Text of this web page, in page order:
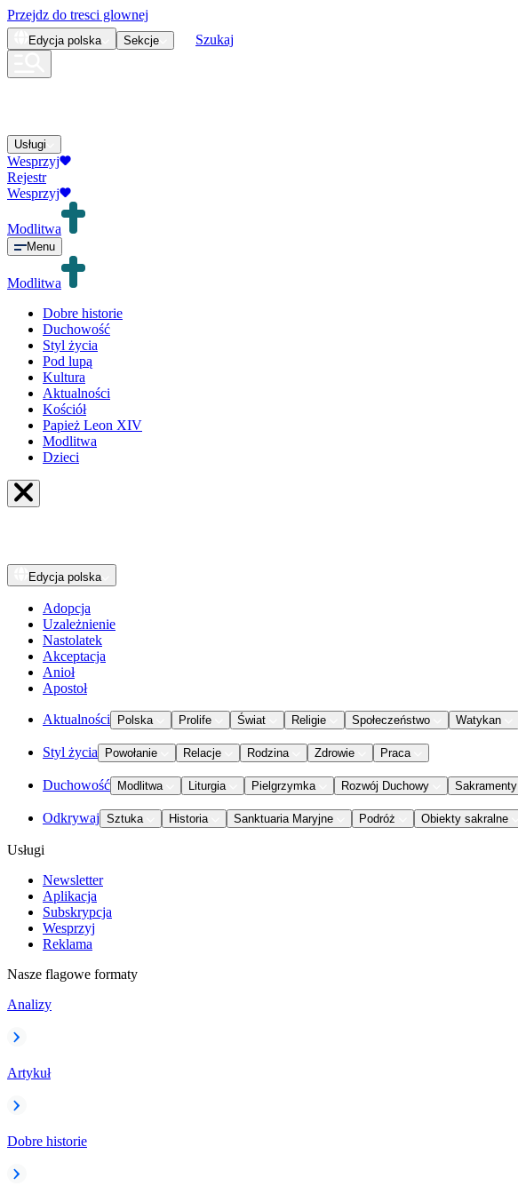
Przejdz do tresci glownej
Edycja polska Sekcje Szukaj
Usługi
Wesprzyj
Rejestr
Wesprzyj
Modlitwa
Menu
Modlitwa
Dobre historie
Duchowość
Styl życia
Pod lupą
Kultura
Aktualności
Kościół
Papież Leon XIV
Modlitwa
Dzieci
Edycja polska
Adopcja
Uzależnienie
Nastolatek
Akceptacja
Anioł
Apostoł
Aktualności Polska Prolife Świat Religie Społeczeństwo Watykan
Styl życia Powołanie Relacje Rodzina Zdrowie Praca
Duchowość Modlitwa Liturgia Pielgrzymka Rozwój Duchowy Sakramenty
Odkrywaj Sztuka Historia Sanktuaria Maryjne Podróż Obiekty sakralne
Usługi
Newsletter
Aplikacja
Subskrypcja
Wesprzyj
Reklama
Nasze flagowe formaty
Analizy
Artykuł
Dobre historie